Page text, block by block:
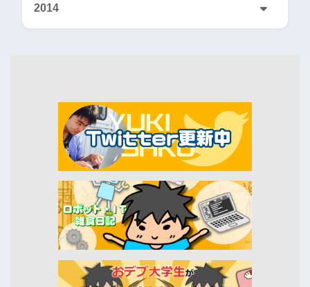
2014